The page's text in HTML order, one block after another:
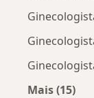
Mais (15)